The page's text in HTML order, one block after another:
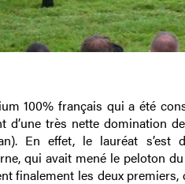
100% français qui a été
d’une très nette domination
En effet, le lauréat s’est
qui avait mené le peloton
finalement les deux premiers,